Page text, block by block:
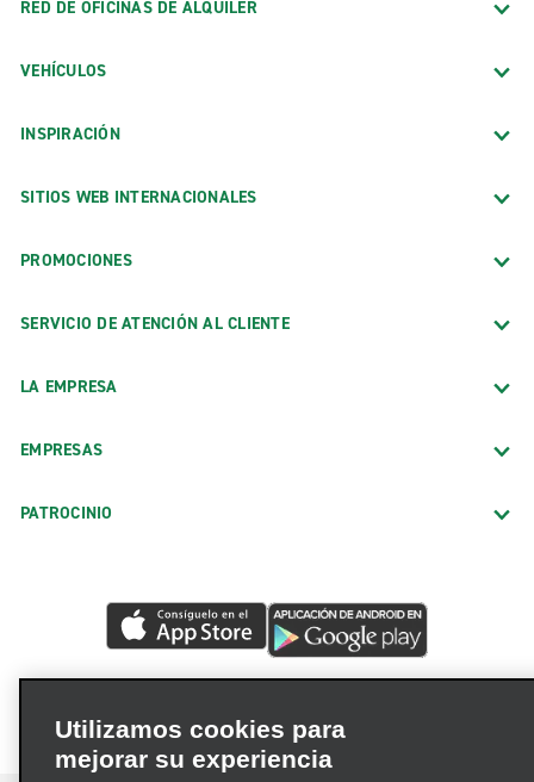
RED DE OFICINAS DE ALQUILER
VEHÍCULOS
INSPIRACIÓN
SITIOS WEB INTERNACIONALES
PROMOCIONES
SERVICIO DE ATENCIÓN AL CLIENTE
LA EMPRESA
EMPRESAS
PATROCINIO
Utilizamos cookies para
mejorar su experiencia